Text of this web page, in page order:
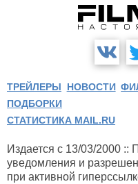
ТРЕЙЛЕРЫ НОВОСТИ
ПОДБОРКИ
СТАТИСТИКА MAIL.RU
Издается с 13/03/2000 ::
уведомления и
при активной